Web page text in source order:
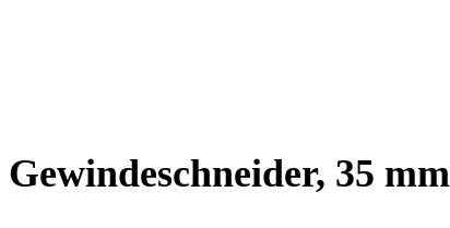
Gewindeschneider, 35 mm